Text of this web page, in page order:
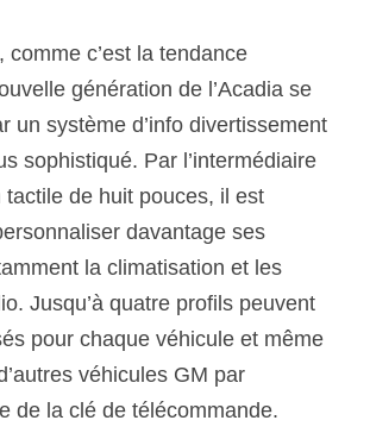
comme c’est la tendance
génération de l’Acadia se
un système d’info divertissement
sophistiqué. Par l’intermédiaire
tactile de huit pouces, il est
davantage ses
la climatisation et les
Jusqu’à quatre profils peuvent
pour chaque véhicule et même
véhicules GM par
de la clé de télécommande.